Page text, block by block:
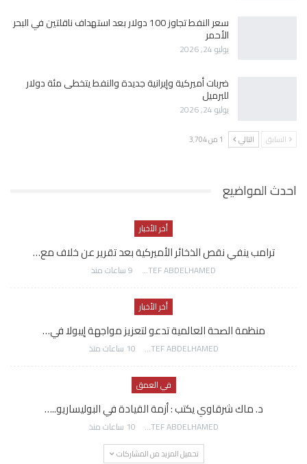
سعر النفط تجاوز 100 دولار بعد استهداف ناقلتين في البحر
الأحمر
يوليو 24, 2026
ضربات أميركية وإيرانية جديدة والنفط يتخطى مئة دولار
للبرميل
يوليو 24, 2026
السابق التالي 1 من 3٬704
احدث المواضيع
أخر الأخبار
ترامب ينفي نقص الذخائر الأميركية بعد تقرير عن خلاف مع…
AWATEF ABDELHAMED 9 ساعات منذ
أخر الأخبار
منظمة الصحة العالمية تدعو لتعزيز مواجهة إيبولا في…
AWATEF ABDELHAMED 10 ساعات منذ
في العمق
د. ماك شرقاوي يكتب : أزمة القيادة في البوليساريو..…
AWATEF ABDELHAMED 10 ساعات منذ
تحميل المزيد من المشاركات